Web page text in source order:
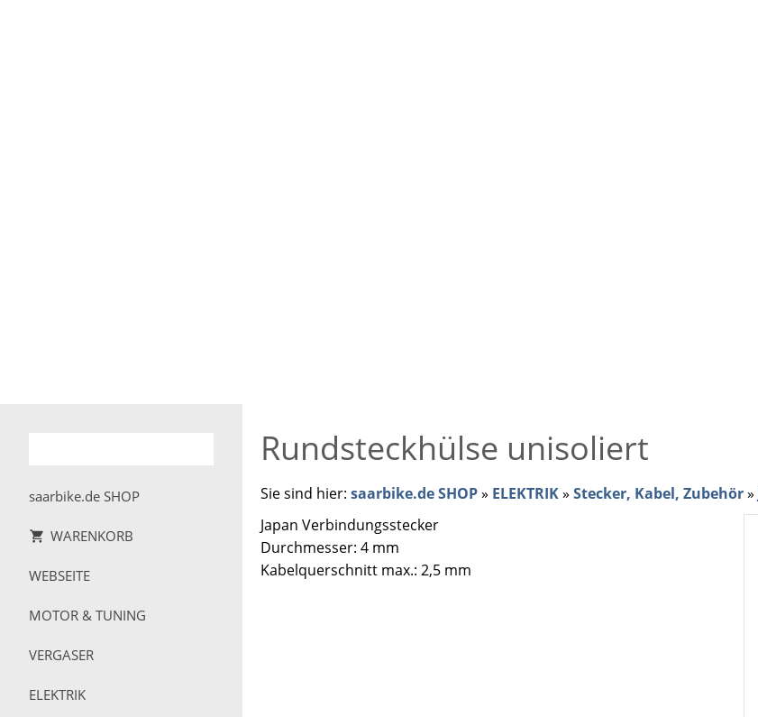
saarbike.de SHOP
WARENKORB
WEBSEITE
MOTOR & TUNING
VERGASER
ELEKTRIK
Rundsteckhülse unisoliert
Sie sind hier: saarbike.de SHOP» ELEKTRIK» Stecker, Kabel, Zubehör»
Japan Verbindungsstecker
Durchmesser: 4 mm
Kabelquerschnitt max.: 2,5 mm